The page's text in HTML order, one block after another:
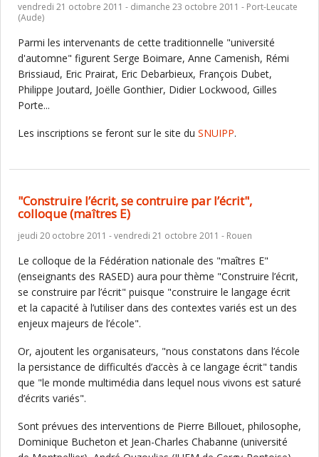
vendredi 21 octobre 2011 - dimanche 23 octobre 2011 - Port-Leucate
(Aude)
Parmi les intervenants de cette traditionnelle "université
d'automne" figurent Serge Boimare, Anne Camenish, Rémi
Brissiaud, Eric Prairat, Eric Debarbieux, François Dubet,
Philippe Joutard, Joëlle Gonthier, Didier Lockwood, Gilles
Porte...
Les inscriptions se feront sur le site du SNUIPP.
"Construire l’écrit, se contruire par l’écrit",
colloque (maîtres E)
jeudi 20 octobre 2011 - vendredi 21 octobre 2011 - Rouen
Le colloque de la Fédération nationale des "maîtres E"
(enseignants des RASED) aura pour thème "Construire l’écrit,
se construire par l’écrit" puisque "construire le langage écrit
et la capacité à l’utiliser dans des contextes variés est un des
enjeux majeurs de l’école".
Or, ajoutent les organisateurs, "nous constatons dans l’école
la persistance de difficultés d’accès à ce langage écrit" tandis
que "le monde multimédia dans lequel nous vivons est saturé
d’écrits variés".
Sont prévues des interventions de Pierre Billouet, philosophe,
Dominique Bucheton et Jean-Charles Chabanne (université